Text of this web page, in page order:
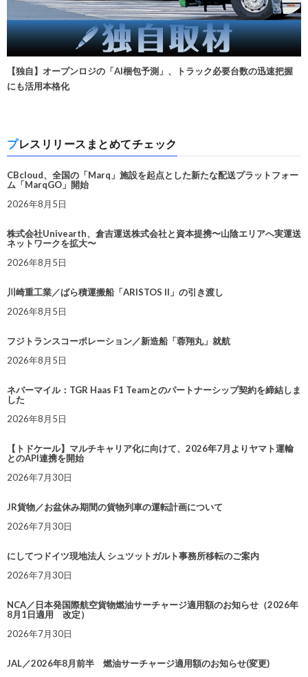
【独自】オープンロジの「AI梱包予測」、トラック必要台数の迅速把握
にも活用本格化
プレスリリースまとめてチェック
CBcloud、全国の「Marq」施設を起点とした新たな配送プラットフォー
ム「MarqGO」開始
2026年8月5日
株式会社Univearth、倉吉運送株式会社と資本提携〜山陰エリアへ実運送
ネットワークを拡大〜
2026年8月5日
川崎重工業／ばら積運搬船「ARISTOS II」の引き渡し
2026年8月5日
フジトランスコーポレーション／新造船「蓉翔丸」就航
2026年8月5日
ネバーマイル：TGR Haas F1 Teamとのパートナーシップ契約を締結しま
した
2026年8月5日
【トドケール】マルチキャリア化に向けて、2026年7月よりヤマト運輸
とのAPI連携を開始
2026年7月30日
JR貨物／お盆休み期間の貨物列車の運転計画について
2026年7月30日
にしてつドイツ現地法人 シュツットガルト事務所移転のご案内
2026年7月30日
NCA／日本発国際航空貨物燃油サーチャージ適用額のお知らせ（2026年
8月1日適用 改定）
2026年7月30日
JAL／2026年8月前半 燃油サーチャージ適用額のお知らせ(変更)